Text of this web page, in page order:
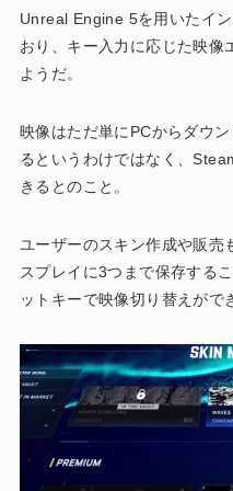
Unreal Engine 5を用いたイ
おり、キー入力に応じた映像
ようだ。
映像はただ単にPCからダウ
るというわけではなく、
きるとのこと。
ユーザーのスキン作成や販売
スプレイに3つまで保存する
ットキーで映像切り替えがで